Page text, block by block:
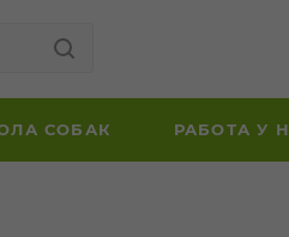
СОБАК РАБОТА У